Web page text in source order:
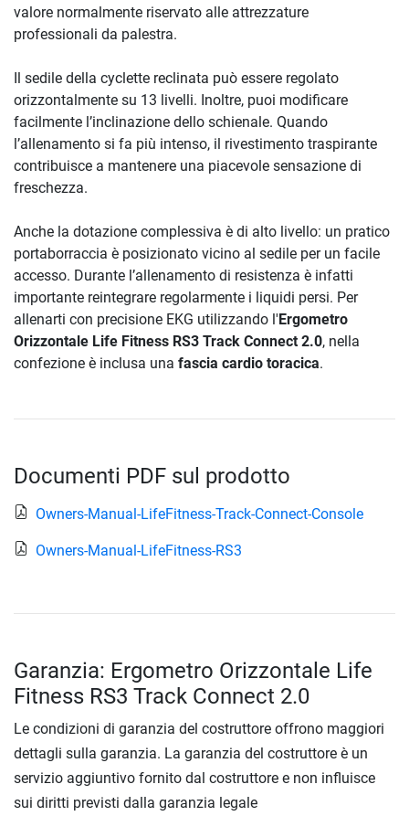
valore normalmente riservato alle attrezzature
professionali da palestra.
Il sedile della cyclette reclinata può essere regolato
orizzontalmente su 13 livelli. Inoltre, puoi modificare
facilmente l’inclinazione dello schienale. Quando
l’allenamento si fa più intenso, il rivestimento traspirante
contribuisce a mantenere una piacevole sensazione di
freschezza.
Anche la dotazione complessiva è di alto livello: un pratico
portaborraccia è posizionato vicino al sedile per un facile
accesso. Durante l’allenamento di resistenza è infatti
importante reintegrare regolarmente i liquidi persi. Per
allenarti con precisione EKG utilizzando l'Ergometro
Orizzontale Life Fitness RS3 Track Connect 2.0, nella
confezione è inclusa una fascia cardio toracica.
Documenti PDF sul prodotto
Owners-Manual-LifeFitness-Track-Connect-Console
Owners-Manual-LifeFitness-RS3
Garanzia: Ergometro Orizzontale Life
Fitness RS3 Track Connect 2.0
Le condizioni di garanzia del costruttore offrono maggiori
dettagli sulla garanzia. La garanzia del costruttore è un
servizio aggiuntivo fornito dal costruttore e non influisce
sui diritti previsti dalla garanzia legale